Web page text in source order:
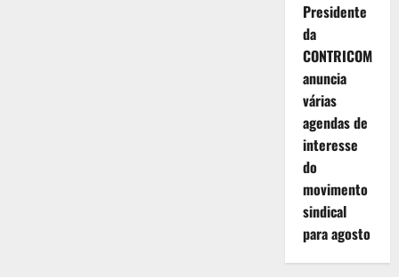
Presidente
da
CONTRICOM
anuncia
várias
agendas de
interesse
do
movimento
sindical
para agosto